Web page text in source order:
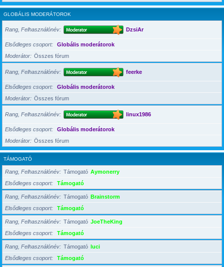
GLOBÁLIS MODERÁTOROK
Rang, Felhasználónév DzsiAr
Elsődleges csoport
Globális moderátorok
Moderátor
Összes fórum
Rang, Felhasználónév feerke
Elsődleges csoport
Globális moderátorok
Moderátor
Összes fórum
Rang, Felhasználónév linux1986
Elsődleges csoport
Globális moderátorok
Moderátor
Összes fórum
TÁMOGATÓ
Rang, Felhasználónév Támogató Aymonerry
Elsődleges csoport
Támogató
Rang, Felhasználónév Támogató Brainstorm
Elsődleges csoport
Támogató
Rang, Felhasználónév Támogató JoeTheKing
Elsődleges csoport
Támogató
Rang, Felhasználónév Támogató luci
Elsődleges csoport
Támogató